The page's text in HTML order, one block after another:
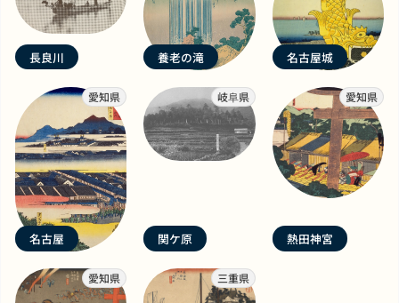
長良川 養老の滝 名古屋城
愛知県
名古屋
岐阜県
関ケ原
愛知県
熱田神宮
愛知県 三重県